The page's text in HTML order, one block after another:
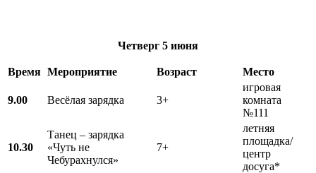
Четверг 5 июня
Время Мероприятие Возраст Место
9.00 Весёлая зарядка 3+
игровая
комната
№111
10.30
Танец – зарядка
«Чуть не
Чебурахнулся»
7+
летняя
площадка/
центр
досуга*